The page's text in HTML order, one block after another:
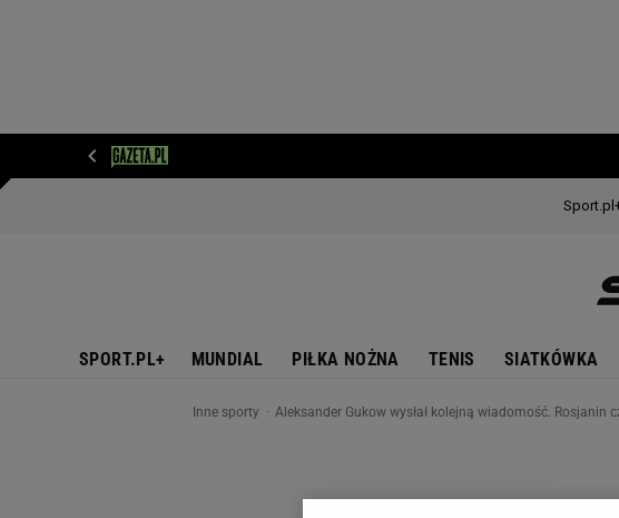
SPORT.PL+ MUNDIAL PIŁKA NOŻNA TENIS SIATKÓWKA
Inne sporty Aleksander Gukow wysłał kolejną wiadomość. Rosjanin